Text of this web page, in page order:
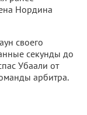
Нордина
своего
секунды до
Убаали от
арбитра.